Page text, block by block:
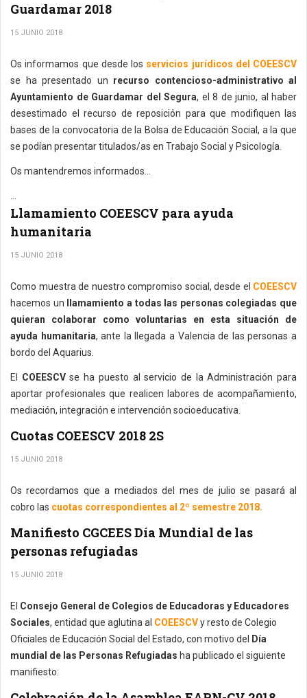
Guardamar 2018
15 JUNIO 2018
Os informamos que desde los servicios jurídicos del COEESCV
se ha presentado un recurso contencioso-administrativo al
Ayuntamiento de Guardamar del Segura, el 8 de junio, al haber
desestimado el recurso de reposición para que modifiquen las
bases de la convocatoria de la Bolsa de Educación Social, a la que
se podían presentar titulados/as en Trabajo Social y Psicología.
Os mantendremos informados...
Llamamiento COEESCV para ayuda
humanitaria
15 JUNIO 2018
Como muestra de nuestro compromiso social, desde el COEESCV
hacemos un llamamiento a todas las personas colegiadas que
quieran colaborar como voluntarias en esta situación de
ayuda humanitaria, ante la llegada a Valencia de las personas a
bordo del Aquarius.
El COEESCVse ha puesto al servicio de la Administración para
aportar profesionales que realicen labores de acompañamiento,
mediación, integración e intervención socioeducativa.
Cuotas COEESCV 2018 2S
15 JUNIO 2018
Os recordamos que a mediados del mes de julio se pasará al
cobro las cuotas correspondientes al 2º semestre 2018.
Manifiesto CGCEES Día Mundial de las
personas refugiadas
15 JUNIO 2018
El Consejo General de Colegios de Educadoras y Educadores
Sociales, entidad que aglutina al COEESCVy resto de Colegio
Oficiales de Educación Social del Estado, con motivo del
Día
mundial de las Personas Refugiadas ha publicado el siguiente
manifiesto: